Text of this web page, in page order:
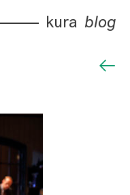
kura blog
←